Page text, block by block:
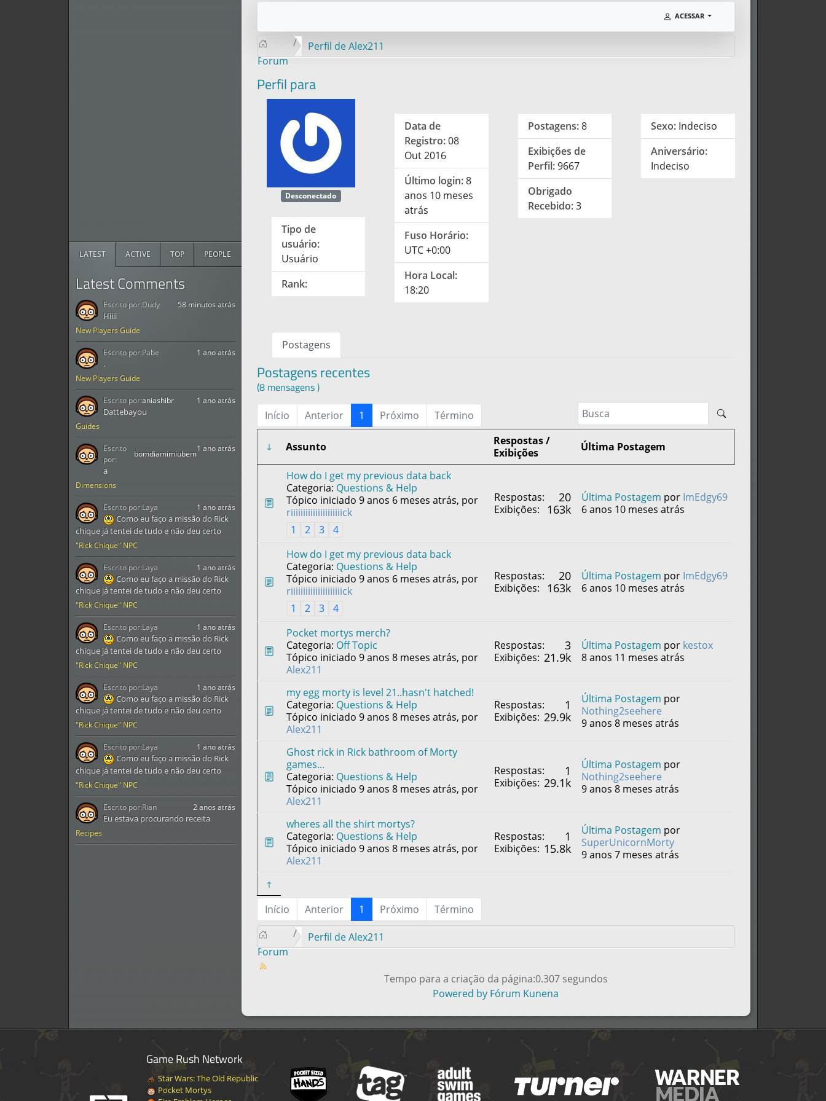
LATEST ACTIVE TOP PEOPLE
Latest Comments
New Players Guide
58 minutos atrás
Hiiii
Escrito por:Dudy
New Players Guide
1 ano atrás
.
Escrito por:Pabe
Guides
1 ano atrás
Dattebayou
Escrito por:aniashibr
Dimensions
1 ano atrás
a
Escrito
por:
bomdiamimiubem
"Rick Chique" NPC
1 ano atrás
Como eu faço a missão do Rick
chique já tentei de tudo e não deu certo
Escrito por:Laya
"Rick Chique" NPC
1 ano atrás
Como eu faço a missão do Rick
chique já tentei de tudo e não deu certo
Escrito por:Laya
"Rick Chique" NPC
1 ano atrás
Como eu faço a missão do Rick
chique já tentei de tudo e não deu certo
Escrito por:Laya
"Rick Chique" NPC
1 ano atrás
Como eu faço a missão do Rick
chique já tentei de tudo e não deu certo
Escrito por:Laya
"Rick Chique" NPC
1 ano atrás
Como eu faço a missão do Rick
chique já tentei de tudo e não deu certo
Escrito por:Laya
Recipes
2 anos atrás
Eu estava procurando receita
Escrito por:Rian
ACESSAR
Forum
Perfil de Alex211
Perfil para
Desconectado
Tipo de
usuário:
Usuário
Rank:
Data de
Registro:08
Out 2016
Último login:8
anos 10 meses
atrás
Fuso Horário:
UTC +0:00
Hora Local:
18:20
Postagens:8
Exibições de
Perfil:9667
Obrigado
Recebido:3
Sexo: Indeciso
Aniversário:
Indeciso
Postagens
Postagens recentes
(8 mensagens )
Início Anterior 1 Próximo Término
Assunto
Respostas /
Exibições
Última Postagem
How do I get my previous data back
Categoria: Questions & Help
Tópico iniciado 9 anos 6 meses atrás, por
riiiiiiiiiiiiiiiiiiiiick
1
2 3 4
Respostas: 20
Exibições: 163k
Última Postagem por ImEdgy69
6 anos 10 meses atrás
How do I get my previous data back
Categoria: Questions & Help
Tópico iniciado 9 anos 6 meses atrás, por
riiiiiiiiiiiiiiiiiiiiick
1
2 3 4
Respostas: 20
Exibições: 163k
Última Postagem por ImEdgy69
6 anos 10 meses atrás
Pocket mortys merch?
Categoria: Off Topic
Tópico iniciado 9 anos 8 meses atrás, por
Alex211
Respostas: 3
Exibições: 21.9k
Última Postagem por kestox
8 anos 11 meses atrás
my egg morty is level 21..hasn't hatched!
Categoria: Questions & Help
Tópico iniciado 9 anos 8 meses atrás, por
Alex211
Respostas: 1
Exibições: 29.9k
Última Postagem por
Nothing2seehere
9 anos 8 meses atrás
Ghost rick in Rick bathroom of Morty
games...
Categoria: Questions & Help
Tópico iniciado 9 anos 8 meses atrás, por
Alex211
Respostas: 1
Exibições: 29.1k
Última Postagem por
Nothing2seehere
9 anos 8 meses atrás
wheres all the shirt mortys?
Categoria: Questions & Help
Tópico iniciado 9 anos 8 meses atrás, por
Alex211
Respostas: 1
Exibições: 15.8k
Última Postagem por
SuperUnicornMorty
9 anos 7 meses atrás
Início Anterior 1 Próximo Término
Forum
Perfil de Alex211
Tempo para a criação da página:0.307 segundos
Powered by Fórum Kunena
Game Rush Network
Star Wars: The Old Republic
Pocket Mortys